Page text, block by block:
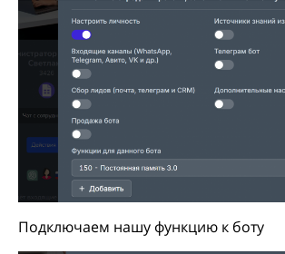
Подключаем нашу функцию к боту